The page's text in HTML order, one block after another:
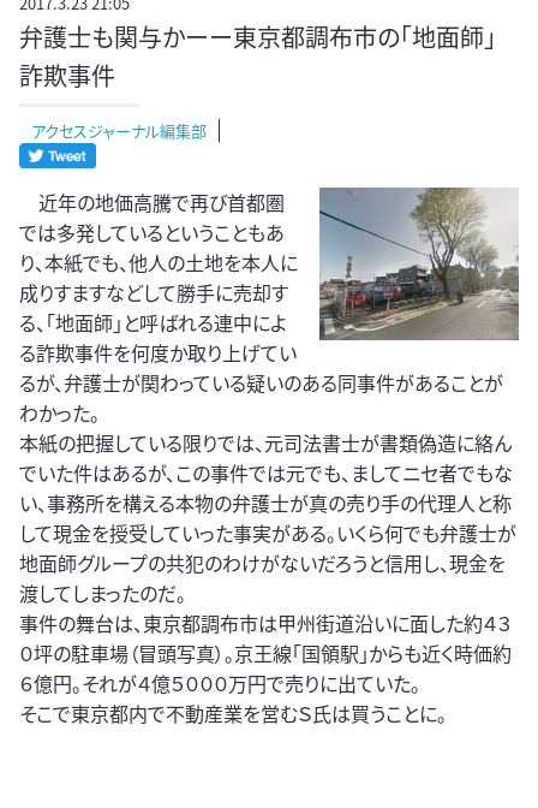
弁護士も関与かーー東京都調布市の「地面師」
詐欺事件
アクセスジャーナル編集部
近年の地価高騰で再び首都圏
では多発しているということもあ
り、本紙でも、他人の土地を本人に
成りすますなどして勝手に売却す
る、「地面師」と呼ばれる連中によ
る詐欺事件を何度か取り上げてい
るが、弁護士が関わっている疑いのある同事件があることが
わかった。
本紙の把握している限りでは、元司法書士が書類偽造に絡ん
でいた件はあるが、この事件では元でも、ましてニセ者でもな
い、事務所を構える本物の弁護士が真の売り手の代理人と称
して現金を授受していった事実がある。いくら何でも弁護士が
地面師グループの共犯のわけがないだろうと信用し、現金を
渡してしまったのだ。
事件の舞台は、東京都調布市は甲州街道沿いに面した約４３
０坪の駐車場（冒頭写真）。京王線「国領駅」からも近く時価約
６億円。それが４億５０００万円で売りに出ていた。
そこで東京都内で不動産業を営むＳ氏は買うことに。